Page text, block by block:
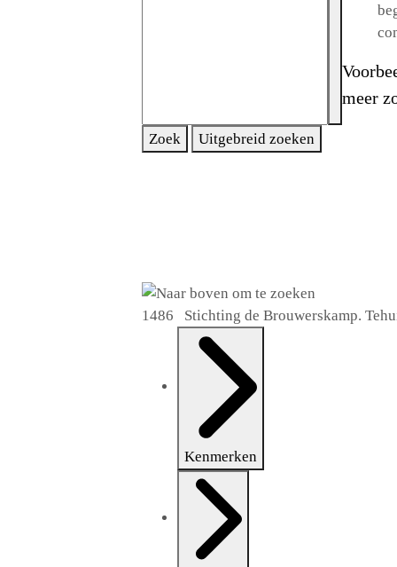
meer
Zoek Uitgebreid zoeken
1486 Stichting de Brouwerskamp.
Kenmerken